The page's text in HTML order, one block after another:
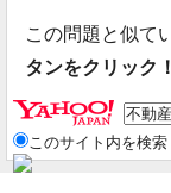
この問題と似て
タンをクリック！
このサイト内を検索